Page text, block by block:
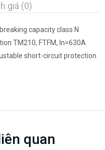
giá (0)
capacity class N
TM210, FTFM, In=630A
short-circuit protection
quan